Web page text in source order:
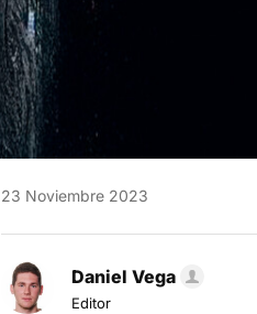
23 Noviembre 2023
Daniel Vega
Editor